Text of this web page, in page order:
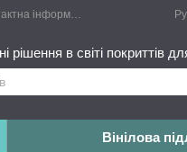
інформація
в світі покриттів
Вінілова